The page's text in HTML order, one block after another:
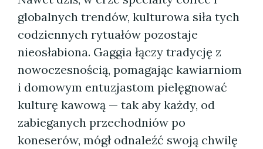
globalnych trendów, kulturowa siła tych
codziennych rytuałów pozostaje
nieosłabiona. Gaggia łączy tradycję z
nowoczesnością, pomagając kawiarniom
i domowym entuzjastom pielęgnować
kulturę kawową — tak aby każdy, od
zabieganych przechodniów po
koneserów, mógł odnaleźć swoją chwilę